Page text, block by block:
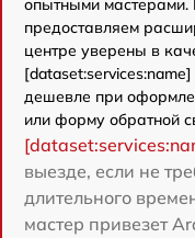
опытными мастерами.
предоставляем
центре уверены в
дешевле при
или форму обратной
выезде, если не
длительного
мастер привезет